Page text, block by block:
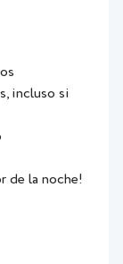
incluso si
de la noche!